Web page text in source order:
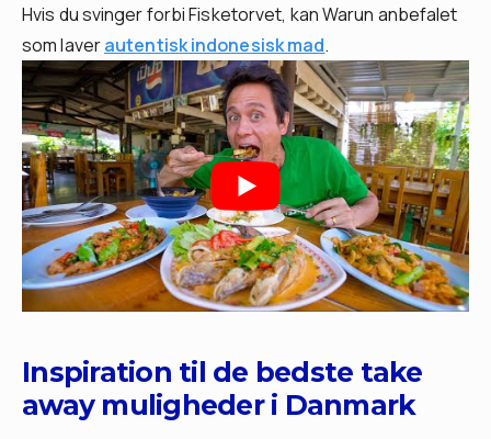
Hvis du svinger forbi Fisketorvet, kan Warun anbefalet
som laverautentisk indonesisk mad.
Inspiration til de bedste take
away muligheder i Danmark